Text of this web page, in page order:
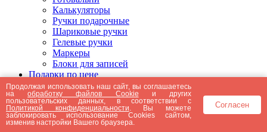
Калькуляторы
Ручки подарочные
Шариковые ручки
Гелевые ручки
Маркеры
Блоки для записей
Подарки по цене
Подарки от 5000 рублей
Подарки до 5000 рублей
Подарки до 3000 рублей
Подарки до 2000 рублей
Подарки до 1000 рублей
Продолжая использовать наш сайт, вы соглашаетесь
наобработку файлов Cookie и других
пользовательских данных, в соответствии с
Политикой конфиденциальности . Вы можете
заблокировать использование Cookies сайтом,
изменив настройки Вашего браузера.
Согласен